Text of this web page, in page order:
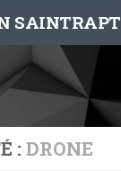
SAINTRAPT
: DRONE